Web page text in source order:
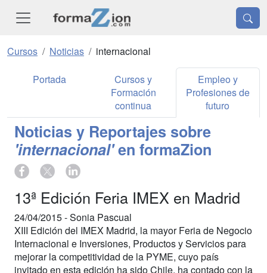
Cursos Noticias internacional
Portada
Cursos y
Formación
continua
Empleo y
Profesiones de
futuro
Noticias y Reportajes sobre
'internacional'en formaZion
13ª Edición Feria IMEX en Madrid
24/04/2015 -Sonia Pascual
XIII Edición del IMEX Madrid, la mayor Feria de Negocio
Internacional e Inversiones, Productos y Servicios para
mejorar la competitividad de la PYME, cuyo país
invitado en esta edición ha sido Chile, ha contado con la